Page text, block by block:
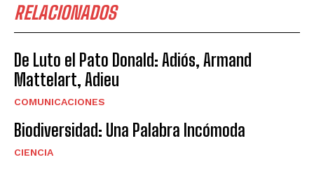
RELACIONADOS
De Luto el Pato Donald: Adiós, Armand
Mattelart, Adieu
COMUNICACIONES
Biodiversidad: Una Palabra Incómoda
CIENCIA